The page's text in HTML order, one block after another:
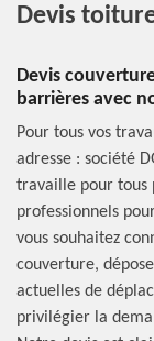
Devis
Devis
barrières avec
Pour tous vos
adresse : société
travaille pour tous
professionnels
vous souhaitez
couverture,
actuelles de
privilégier la